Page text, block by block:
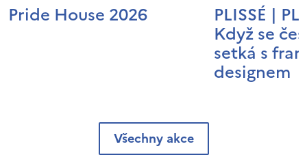
Pride House 2026 PLISSÉ |
Když se
setká s
designem
Všechny akce